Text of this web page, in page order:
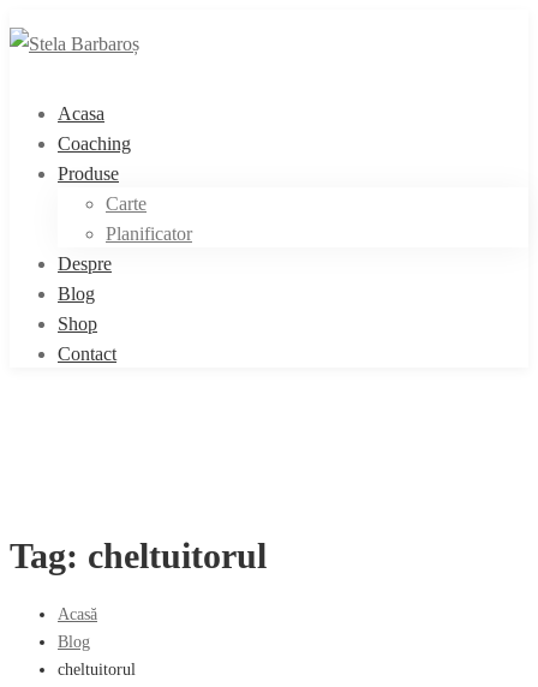
Acasa
Coaching
Produse
Carte
Planificator
Despre
Blog
Shop
Contact
Tag: cheltuitorul
Acasă
Blog
cheltuitorul